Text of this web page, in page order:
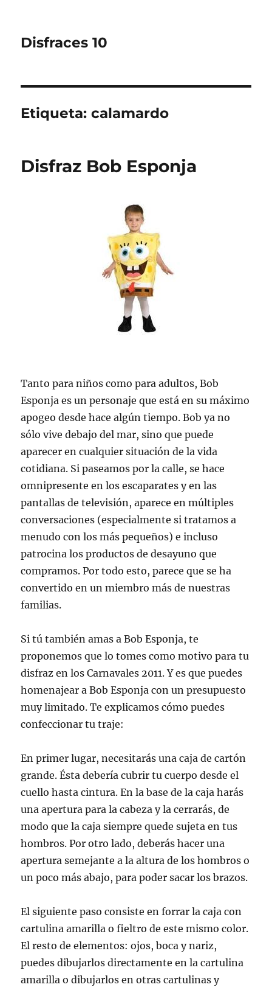
Disfraces 10
Etiqueta:calamardo
Disfraz Bob Esponja
Tanto para niños como para adultos, Bob
Esponja es un personaje que está en su máximo
apogeo desde hace algún tiempo. Bob ya no
sólo vive debajo del mar, sino que puede
aparecer en cualquier situación de la vida
cotidiana. Si paseamos por la calle, se hace
omnipresente en los escaparates y en las
pantallas de televisión, aparece en múltiples
conversaciones (especialmente si tratamos a
menudo con los más pequeños) e incluso
patrocina los productos de desayuno que
compramos. Por todo esto, parece que se ha
convertido en un miembro más de nuestras
familias.
Si tú también amas a Bob Esponja, te
proponemos que lo tomes como motivo para tu
disfraz en los Carnavales 2011. Y es que puedes
homenajear a Bob Esponja con un presupuesto
muy limitado. Te explicamos cómo puedes
confeccionar tu traje:
En primer lugar, necesitarás una caja de cartón
grande. Ésta debería cubrir tu cuerpo desde el
cuello hasta cintura. En la base de la caja harás
una apertura para la cabeza y la cerrarás, de
modo que la caja siempre quede sujeta en tus
hombros. Por otro lado, deberás hacer una
apertura semejante a la altura de los hombros o
un poco más abajo, para poder sacar los brazos.
El siguiente paso consiste en forrar la caja con
cartulina amarilla o fieltro de este mismo color.
El resto de elementos: ojos, boca y nariz,
puedes dibujarlos directamente en la cartulina
amarilla o dibujarlos en otras cartulinas y